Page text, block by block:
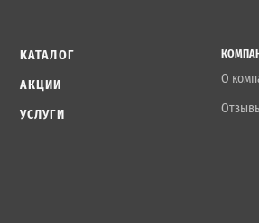
КАТАЛОГ
АКЦИИ
УСЛУГИ
О